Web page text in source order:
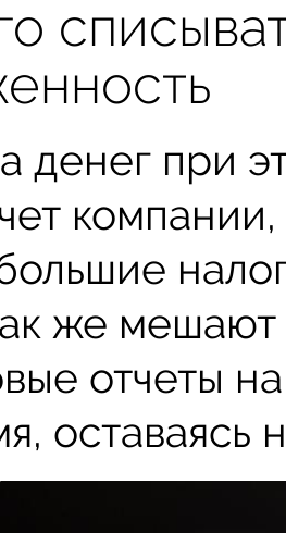
денег при
компании,
же мешают
отчеты
оставаясь